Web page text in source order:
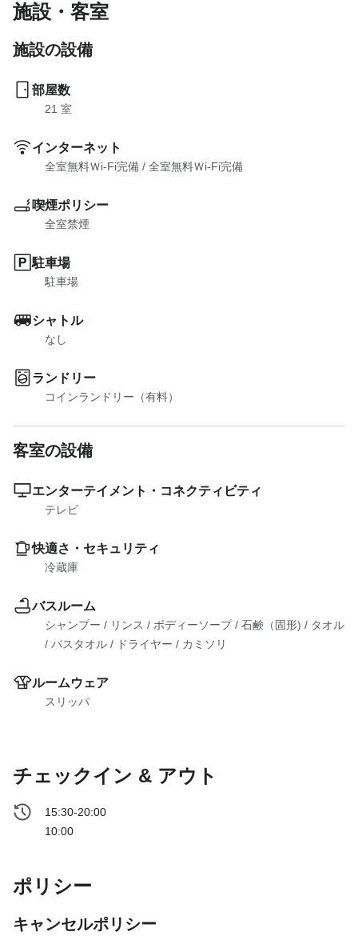
施設・客室
施設の設備
部屋数
21 室
インターネット
全室無料Ｗi-Fi完備 / 全室無料Ｗi-Fi完備
喫煙ポリシー
全室禁煙
駐車場
駐車場
シャトル
なし
ランドリー
コインランドリー（有料）
客室の設備
エンターテイメント・コネクティビティ
テレビ
快適さ・セキュリティ
冷蔵庫
バスルーム
シャンプー / リンス / ボディーソープ / 石鹸（固形) / タオル
/ バスタオル / ドライヤー / カミソリ
ルームウェア
スリッパ
チェックイン & アウト
15:30-20:00
10:00
ポリシー
キャンセルポリシー